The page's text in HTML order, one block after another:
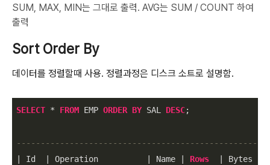
SUM, MAX, MIN는 그대로 출력. AVG는 SUM / COUNT 하여
출력
Sort Order By
데이터를 정렬할때 사용. 정렬과정은 디스크 소트로 설명함.
SELECT * FROM EMP ORDER BY SAL DESC;
Id Operation Name Rows Bytes